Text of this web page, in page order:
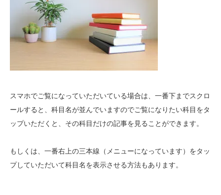
スマホでご覧になっていただいている場合は、一番下までスクロ
ールすると、科目名が並んでいますのでご覧になりたい科目をタ
ップいただくと、その科目だけの記事を見ることができます。
もしくは、一番右上の三本線（メニューになっています）をタッ
プしていただいて科目名を表示させる方法もあります。